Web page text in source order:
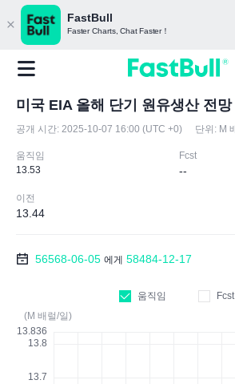
FastBull
Faster Charts, Chat Faster！
미국 EIA 올해 단기 원유생산 전망
공개 시간: 2025-10-07 16:00 (UTC +0) 단위: M
움직임
13.53
Fcst
--
이전
13.44
56568-06-05 에게 58484-12-17
움직임
Fcst
(M 배럴/일)